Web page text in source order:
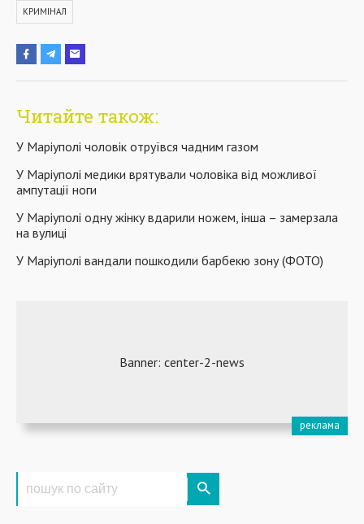
КРИМІНАЛ
Читайте також:
У Маріуполі чоловік отруївся чадним газом
У Маріуполі медики врятували чоловіка від можливої
ампутації ноги
У Маріуполі одну жінку вдарили ножем, інша – замерзала
на вулиці
У Маріуполі вандали пошкодили барбекю зону (ФОТО)